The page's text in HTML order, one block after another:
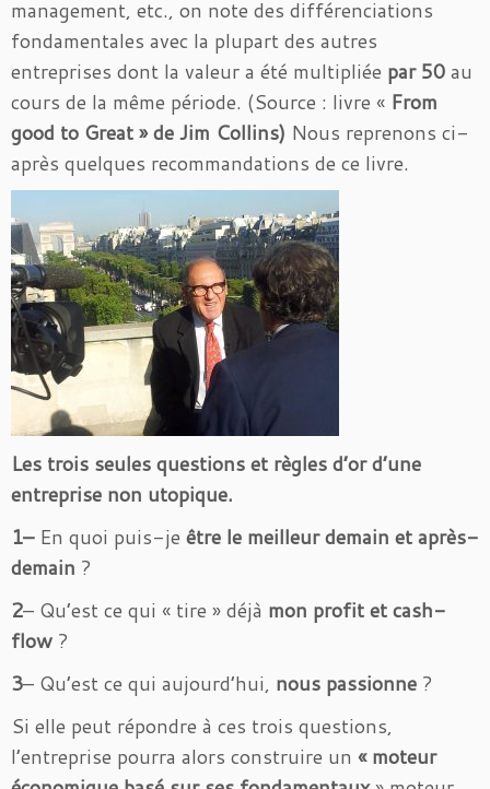
management, etc., on note des différenciations
fondamentales avec la plupart des autres
entreprises dont la valeur a été multipliée par 50au
cours de la même période. (Source : livre « From
good to Great » de Jim Collins) Nous reprenons ci-
après quelques recommandations de ce livre.
Les trois seules questions et règles d’or d’une
entreprise non utopique.
1– En quoi puis-je être le meilleur demain et après-
demain ?
2– Qu’est ce qui « tire » déjà mon profit et cash-
flow ?
3– Qu’est ce qui aujourd’hui, nous passionne ?
Si elle peut répondre à ces trois questions,
l’entreprise pourra alors construire un « moteur